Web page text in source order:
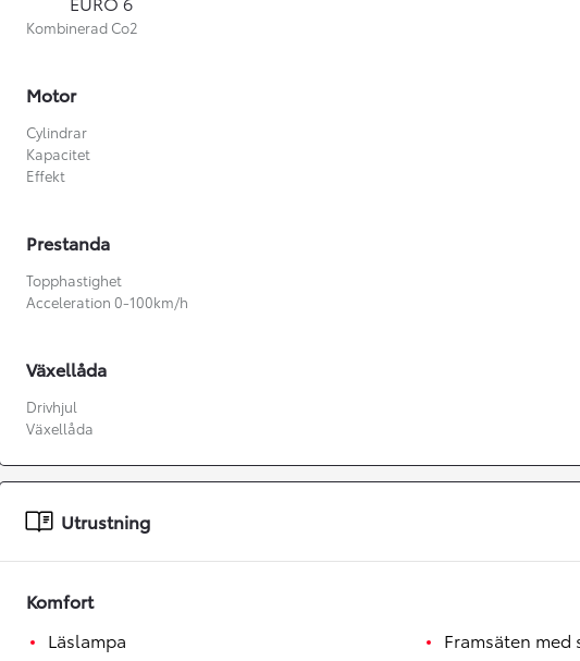
Från 360 900 kr
Från 3 548 kr/mån
Kombinerad Co2
Motor
Cylindrar
Kapacitet
Effekt
Prestanda
Topphastighet
Acceleration 0-100km/h
Växellåda
Drivhjul
Växellåda
Utrustning
Komfort
Läslampa
Framsäten